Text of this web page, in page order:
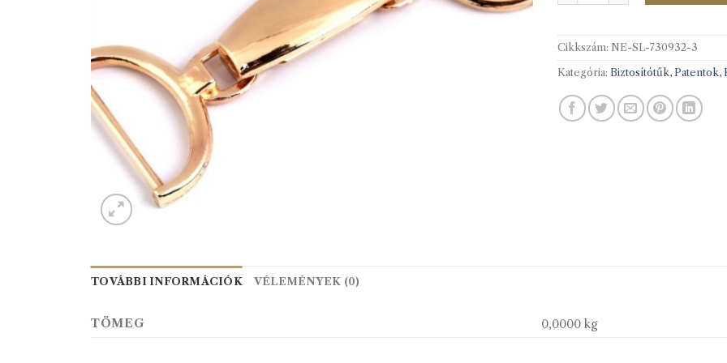
Cikkszám: NE-SL-730932-3
Kategória: Biztosítótűk, Patentok,
TOVÁBBI INFORMÁCIÓK VÉLEMÉNYEK (0)
TÖMEG 0,0000 kg